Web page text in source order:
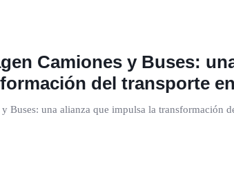
Camiones y Buses:
del transporte
Buses: una alianza que impulsa la transformación